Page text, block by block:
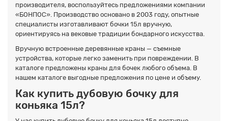
производителя, воспользуйтесь предложениями компании
«БОНПОС». Производство основано в 2003 году, опытные
специалисты изготавливают бочки 15л вручную,
ориентируясь на вековые традиции бондарного искусства.
Вручную встроенные деревянные краны — съемные
устройства, которые легко заменить при повреждении. В
каталоге предложены краны для бочек любого объема. В
нашем каталоге выгодные предложения по цене и объему.
Как купить дубовую бочку для
коньяка 15л?